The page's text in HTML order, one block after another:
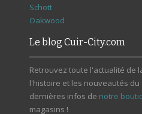
Schott
Oakwood
Le blog Cuir-City.com
Retrouvez toute l'actualité de
l'histoire et les nouveautés du
dernières infos de notre
magasins !